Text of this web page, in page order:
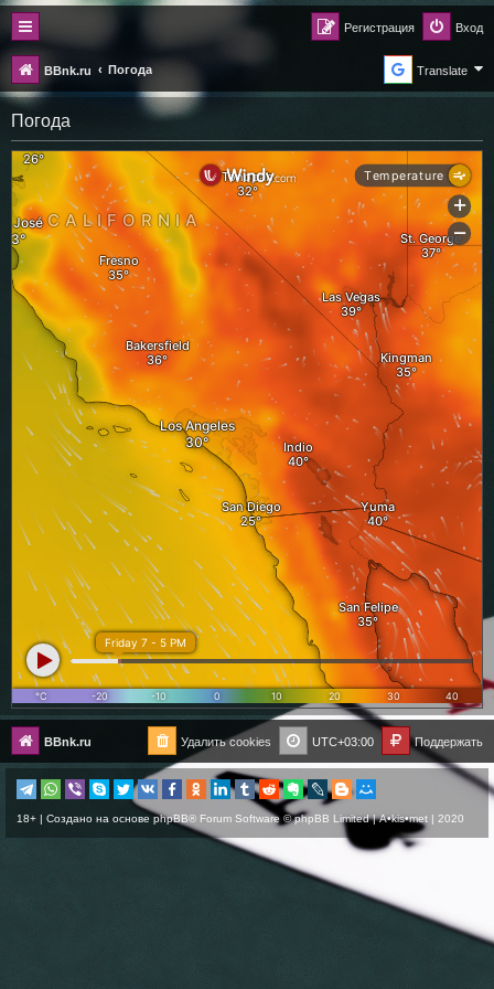
Вход
Регистрация
BBnk.ru Погода Translate
Погода
BBnk.ru Поддержать
UTC+03:00
Удалить cookies
18+ | Создано на основе phpBB® Forum Software © phpBB Limited |A•kis•met | 2020